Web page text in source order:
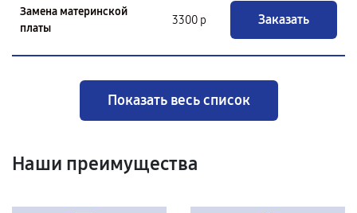
Замена материнской
платы
3300 р Заказать
Показать весь список
Наши преимущества